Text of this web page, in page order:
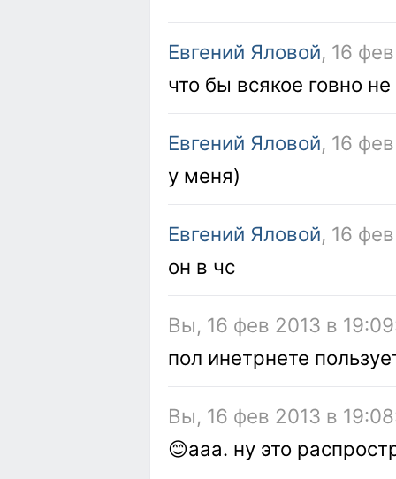
Евгений Яловой, 16
что бы всякое говно
Евгений Яловой, 16
у меня)
Евгений Яловой, 16
он в чс
Вы, 16 фев 2013 в
пол инетрнете
Вы, 16 фев 2013 в
😊ааа. ну это